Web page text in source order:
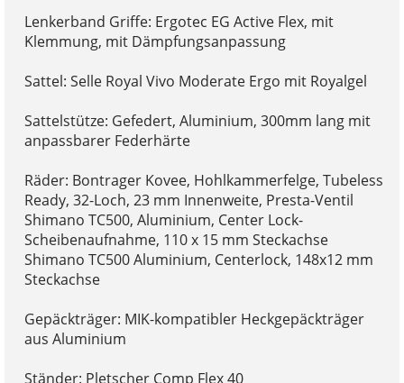
Lenkerband Griffe: Ergotec EG Active Flex, mit
Klemmung, mit Dämpfungsanpassung
Sattel: Selle Royal Vivo Moderate Ergo mit Royalgel
Sattelstütze: Gefedert, Aluminium, 300mm lang mit
anpassbarer Federhärte
Räder: Bontrager Kovee, Hohlkammerfelge, Tubeless
Ready, 32-Loch, 23 mm Innenweite, Presta-Ventil
Shimano TC500, Aluminium, Center Lock-
Scheibenaufnahme, 110 x 15 mm Steckachse
Shimano TC500 Aluminium, Centerlock, 148x12 mm
Steckachse
Gepäckträger: MIK-kompatibler Heckgepäckträger
aus Aluminium
Ständer: Pletscher Comp Flex 40